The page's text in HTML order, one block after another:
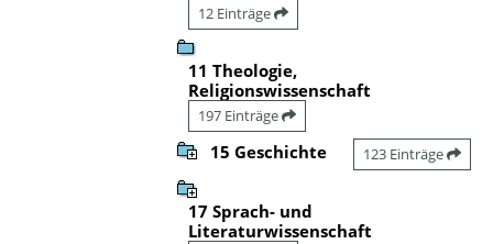
12 Einträge
11 Theologie,
Religionswissenschaft
197 Einträge
15 Geschichte 123 Einträge
17 Sprach- und
Literaturwissenschaft